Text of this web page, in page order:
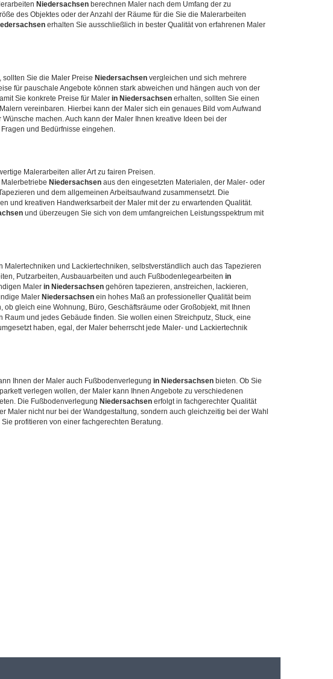
Niedersachsen berechnen Maler nach dem Umfang der zu
des Objektes oder der Anzahl der Räume für die Sie die Malerarbeiten
erhalten Sie ausschließlich in bester Qualität von erfahrenen Maler
Sie die Maler Preise Niedersachsen vergleichen und sich mehrere
für pauschale Angebote können stark abweichen und hängen auch von der
Sie konkrete Preise für Maler in Niedersachsen erhalten, sollten Sie einen
vereinbaren. Hierbei kann der Maler sich ein genaues Bild vom Aufwand
machen. Auch kann der Maler Ihnen kreative Ideen bei der
und Bedürfnisse eingehen.
Malerarbeiten aller Art zu fairen Preisen.
Niedersachsen aus den eingesetzten Materialen, der Maler- oder
und dem allgemeinen Arbeitsaufwand zusammensetzt. Die
und kreativen Handwerksarbeit der Maler mit der zu erwartenden Qualität.
und überzeugen Sie sich von dem umfangreichen Leistungsspektrum mit
Malertechniken und Lackiertechniken, selbstverständlich auch das Tapezieren
Putzarbeiten, Ausbauarbeiten und auch Fußbodenlegearbeiten in
Maler in Niedersachsen gehören tapezieren, anstreichen, lackieren,
Maler Niedersachsen ein hohes Maß an professioneller Qualität beim
gleich eine Wohnung, Büro, Geschäftsräume oder Großobjekt, mit Ihnen
und jedes Gebäude finden. Sie wollen einen Streichputz, Stuck, eine
haben, egal, der Maler beherrscht jede Maler- und Lackiertechnik
Ihnen der Maler auch Fußbodenverlegung in Niedersachsen bieten. Ob Sie
verlegen wollen, der Maler kann Ihnen Angebote zu verschiedenen
Die Fußbodenverlegung Niedersachsen erfolgt in fachgerechter Qualität
Maler nicht nur bei der Wandgestaltung, sondern auch gleichzeitig bei der Wahl
profitieren von einer fachgerechten Beratung.